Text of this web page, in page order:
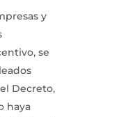
y
se
Decreto,
haya